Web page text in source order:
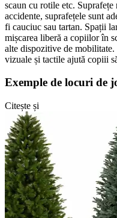
scaun cu rotile etc.
accidente, suprafețele sunt
fi cauciuc sau tartan. Spații
mișcarea liberă a copiilor în
alte dispozitive de
vizuale și tactile ajută copiii
Exemple de locuri de
Citește și